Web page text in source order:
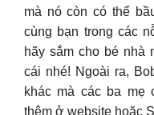
mà nó còn có thể
cùng bạn trong các
hãy sắm cho bé nhà
cái nhé! Ngoài ra,
khác mà các ba mẹ
thêm ở website hoặc